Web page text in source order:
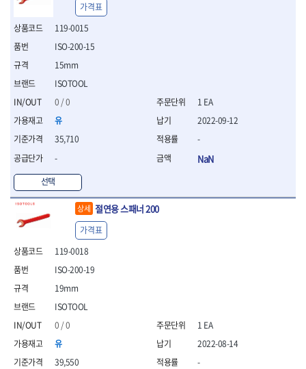
- 임팩별비트소켓
- 임팩XZN비트소켓
- 일자비트소켓
- XZN비트
- 임팩XZN비트
- 사각비트
- 토크드라이버
- 포지비트소켓
- 뻰치
- 편구스패너
- 플라이어
- 롱노우즈
- 스냅링플라이어
- 그룹조인트플라이어
- 케이블커터
- 바이스플라이어
- 옵셋렌치
- 공구함세트
- 콤비네이션렌치
119-0015
ISOTOOL
0 / 0
유
35,710
-
선택
ISO-200-15
15mm
가격표
1 EA
2022-09-12
-
NaN
상세 절연용 스패너 200
119-0018
ISOTOOL
0 / 0
유
39,550
ISO-200-19
19mm
가격표
1 EA
2022-08-14
-